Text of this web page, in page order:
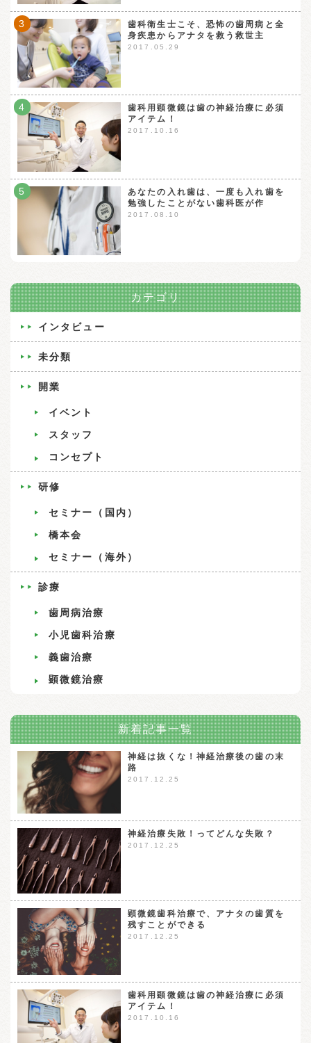
3
歯科衛生士こそ、恐怖の歯周病と全
身疾患からアナタを救う救世主
2017.05.29
4
歯科用顕微鏡は歯の神経治療に必須
アイテム！
2017.10.16
5
あなたの入れ歯は、一度も入れ歯を
勉強したことがない歯科医が作
2017.08.10
カテゴリ
インタビュー
未分類
開業
イベント
スタッフ
コンセプト
研修
セミナー（国内）
橋本会
セミナー（海外）
診療
歯周病治療
小児歯科治療
義歯治療
顕微鏡治療
新着記事一覧
神経は抜くな！神経治療後の歯の末
路
2017.12.25
神経治療失敗！ってどんな失敗？
2017.12.25
顕微鏡歯科治療で、アナタの歯質を
残すことができる
2017.12.25
歯科用顕微鏡は歯の神経治療に必須
アイテム！
2017.10.16